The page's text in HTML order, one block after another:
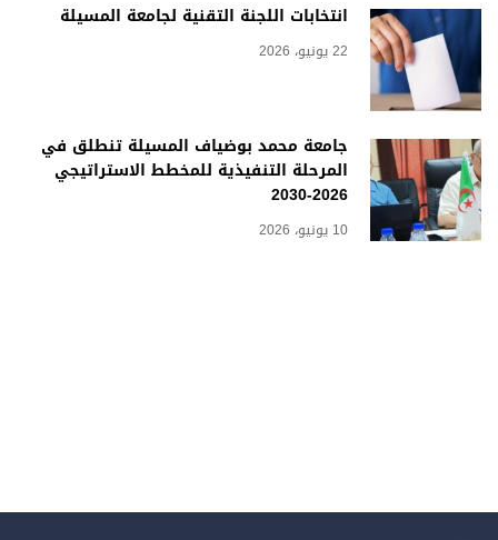
انتخابات اللجنة التقنية لجامعة المسيلة
22 يونيو، 2026
جامعة محمد بوضياف المسيلة تنطلق في
المرحلة التنفيذية للمخطط الاستراتيجي
2026-2030
10 يونيو، 2026